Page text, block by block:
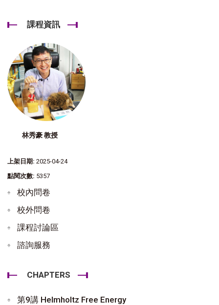
課程資訊
林秀豪 教授
上架日期: 2025-04-24
點閱次數: 5357
校內問卷
校外問卷
課程討論區
諮詢服務
CHAPTERS
第9講 Helmholtz Free Energy